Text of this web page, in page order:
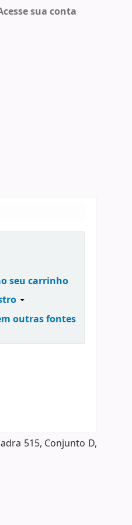
sua conta
seu carrinho
outras fontes
515, Conjunto D,